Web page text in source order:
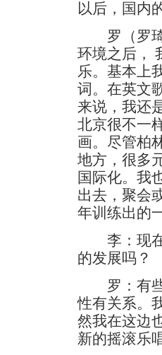
以后，国内
罗（罗琦
环境之后，
乐。基本上
词。在英文
来说，我还
北京很不一
画。尽管柏
地方，很多
国际化。我
出去，聚会
年训练出的
李：现在
的发展吗？
罗：有些
性有关系。
然我在这边
新的摇滚乐